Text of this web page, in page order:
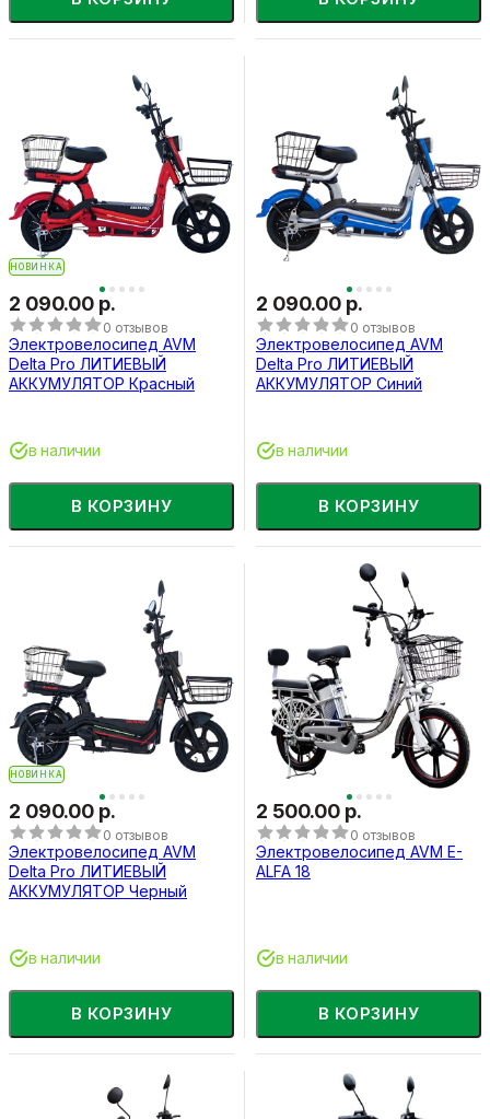
НОВИНКА
2 090.00 р.
0 отзывов
Электровелосипед AVM
Delta Pro ЛИТИЕВЫЙ
АККУМУЛЯТОР Красный
В КОРЗИНУ
в наличии
2 090.00 р.
0 отзывов
Электровелосипед AVM
Delta Pro ЛИТИЕВЫЙ
АККУМУЛЯТОР Синий
В КОРЗИНУ
в наличии
НОВИНКА
2 090.00 р.
0 отзывов
Электровелосипед AVM
Delta Pro ЛИТИЕВЫЙ
АККУМУЛЯТОР Черный
В КОРЗИНУ
в наличии
2 500.00 р.
0 отзывов
Электровелосипед AVM E-
ALFA 18
В КОРЗИНУ
в наличии